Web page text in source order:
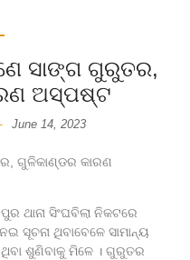
ସାଙ୍ଗ ଗୁରୁତର,
ଅସ୍ପଷ୍ଟ
- June 14, 2023
ଗୁଳିକାଣ୍ଡର କାରଣ
ଥାନା ସିଂଘବିଲା ନିକଟରେ
ସୂଚନା ଥିବାବେଳେ ସାମାନ୍ୟ
ଶୁଣିବାକୁ ମିଳେ । ଗୁରୁତର